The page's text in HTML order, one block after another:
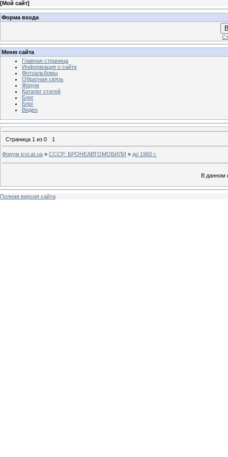
[Мой сайт]
Форма входа
Меню сайта
Главная страница
Информация о сайте
Фотоальбомы
Обратная связь
Форум
Каталог статей
Блог
Блог
Видео
Страница 1 из 0 1
Форум icvi.at.ua » СССР: БРОНЕАВТОМОБИЛИ » до 1960 г.
В данном
Полная версия сайта